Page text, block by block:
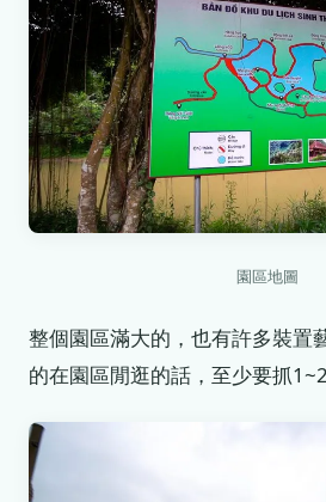
園區地圖
整個園區滿大的，也有許多裝置
的在園區閒逛的話，至少要抓